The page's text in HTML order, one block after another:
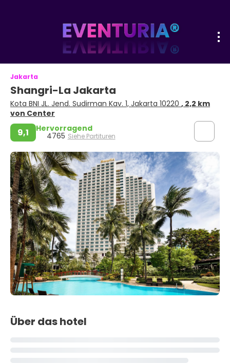
Jakarta
Shangri-La Jakarta
Kota BNI JL. Jend. Sudirman Kav. 1, Jakarta 10220 , 2,2 km
von Center
9,1 Hervorragend
4765 Siehe Partituren
Über das hotel